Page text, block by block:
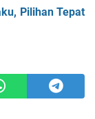
Pilihan Tepat